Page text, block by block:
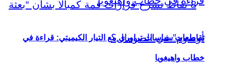
تقاطعات سياسات تراوري مع التيار الكيميتي: قراءة في
خطاب واهيغويا